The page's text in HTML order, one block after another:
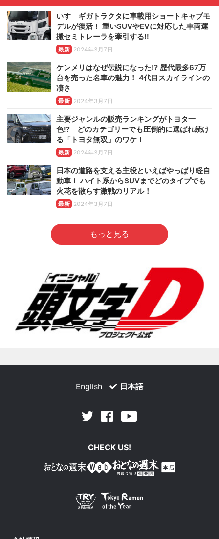
いすゞギガトラクタに車載用ショートキャブモ
デルが復活！ 重いSUVやEVに対応した車両運
搬セミトレーラを牽引する!!
最新 2024年3月7日
ケンメリはなぜ伝説になった!? 歴代最多67万
台を売った名車の魅力！ 4代目スカイラインの
凄さ
最新 2024年3月7日
主要ジャンルの販売ランキングがトヨタ一
色!? どのカテゴリーでも圧倒的に選ばれ続け
る「トヨタ無双」のワケ！
最新 2024年3月7日
日本の道路を支える主役といえばやっぱり軽自
動車！ ハイト系からSUVまでどのタイプでも
火花を散らす激戦のリアル！
最新 2024年3月7日
もっと見る
English 日本語
Twitter Facebook
CHECK US!